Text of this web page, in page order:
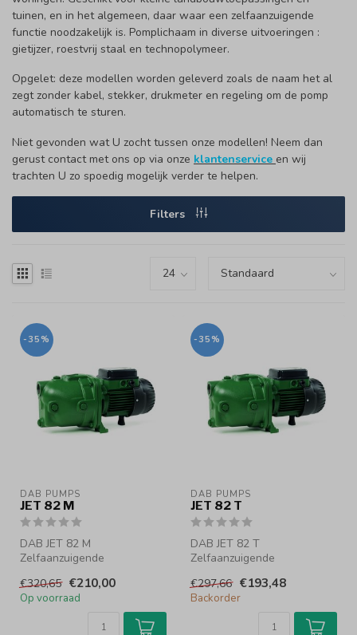
tuinen, en in het algemeen, daar waar een zelfaanzuigende
functie noodzakelijk is. Pomplichaam in diverse uitvoeringen :
gietijzer, roestvrij staal en technopolymeer.
Opgelet: deze modellen worden geleverd zoals de naam het al
zegt zonder kabel, stekker, drukmeter en regeling om de pomp
automatisch te sturen.
Niet gevonden wat U zocht tussen onze modellen! Neem dan
gerust contact met ons op via onze klantenservice en wij
trachten U zo spoedig mogelijk verder te helpen.
Filters
-35%
DAB PUMPS
JET 82 M
DAB JET 82 M
Zelfaanzuigende
3.6 m³/h - max. 4.7 Bar
€320,65 €210,00
Op voorraad
-35%
DAB PUMPS
JET 82 T
DAB JET 82 T
Zelfaanzuigende
3.6 m³/h - max. 4.7 Bar
€297,66 €193,48
Backorder